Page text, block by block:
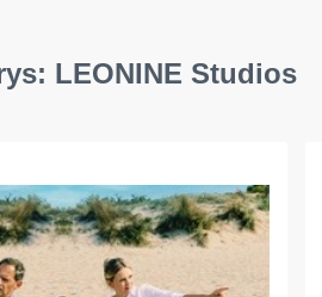
LEONINE Studios